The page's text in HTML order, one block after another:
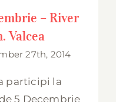
– River
Valcea
27th, 2014
participi la
5 Decembrie